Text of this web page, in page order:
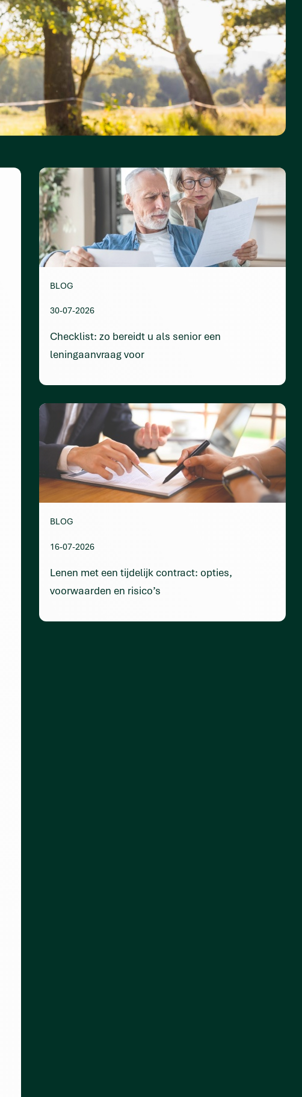
BLOG
30-07-2026
Checklist: zo bereidt u als senior een
leningaanvraag voor
BLOG
16-07-2026
Lenen met een tijdelijk contract: opties,
voorwaarden en risico’s